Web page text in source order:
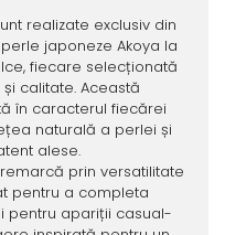
realizate exclusiv din
japoneze Akoya la
fiecare selecționată
calitate. Această
în caracterul fiecărei
naturală a perlei și
alese.
prin versatilitate
pentru a completa
pentru apariții casual-